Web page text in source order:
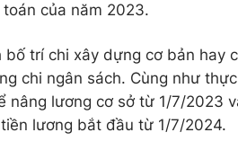
của năm 2023.
trí chi xây dựng cơ bản hay
chi ngân sách. Cùng như
nâng lương cơ sở từ 1/7/2023
lương bắt đầu từ 1/7/2024.